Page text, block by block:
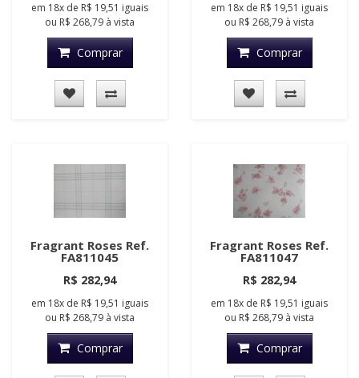
em 18x de R$ 19,51 iguais
ou R$ 268,79 à vista
Comprar
em 18x de R$ 19,51 iguais
ou R$ 268,79 à vista
Comprar
Fragrant Roses Ref.
FA811045
R$ 282,94
em 18x de R$ 19,51 iguais
ou R$ 268,79 à vista
Comprar
Fragrant Roses Ref.
FA811047
R$ 282,94
em 18x de R$ 19,51 iguais
ou R$ 268,79 à vista
Comprar